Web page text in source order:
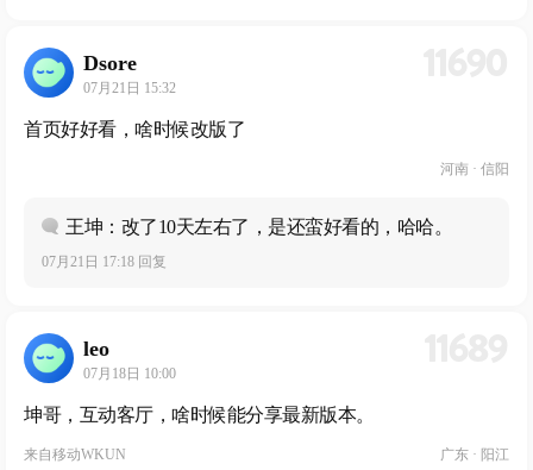
Dsore
07月21日 15:32
首页好好看，啥时候改版了
河南 · 信阳
王坤：改了10天左右了，是还蛮好看的，哈哈。
07月21日 17:18 回复
leo
07月18日 10:00
坤哥，互动客厅，啥时候能分享最新版本。
来自移动WKUN 广东 · 阳江